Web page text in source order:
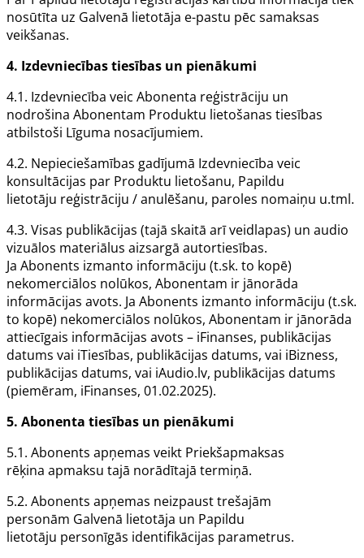
nosūtīta uz Galvenā lietotāja e-pastu pēc samaksas
veikšanas.
4. Izdevniecībastiesības un pienākumi
4.1. Izdevniecība veic Abonenta reģistrāciju un
nodrošina Abonentam Produktu lietošanas tiesības
atbilstoši Līguma nosacījumiem.
4.2. Nepieciešamības gadījumā Izdevniecība veic
konsultācijas par Produktu lietošanu, Papildu
lietotāju reģistrāciju / anulēšanu, paroles nomaiņu u.tml.
4.3. Visas publikācijas (tajā skaitā arī veidlapas) un audio
vizuālos materiālus aizsargā autortiesības.
Ja Abonents izmanto informāciju (t.sk. to kopē)
nekomerciālos nolūkos, Abonentam ir jānorāda
informācijas avots. Ja Abonents izmanto informāciju (t.sk.
to kopē) nekomerciālos nolūkos, Abonentam ir jānorāda
attiecīgais informācijas avots – iFinanses, publikācijas
datums vai iTiesības, publikācijas datums, vai iBizness,
publikācijas datums, vai iAudio.lv, publikācijas datums
(piemēram, iFinanses, 01.02.2025).
5. Abonenta tiesības un pienākumi
5.1. Abonents apņemas veikt Priekšapmaksas
rēķina apmaksu tajā norādītajā termiņā.
5.2. Abonents apņemas neizpaust trešajām
personām Galvenā lietotāja un Papildu
lietotāju personīgās identifikācijas parametrus.